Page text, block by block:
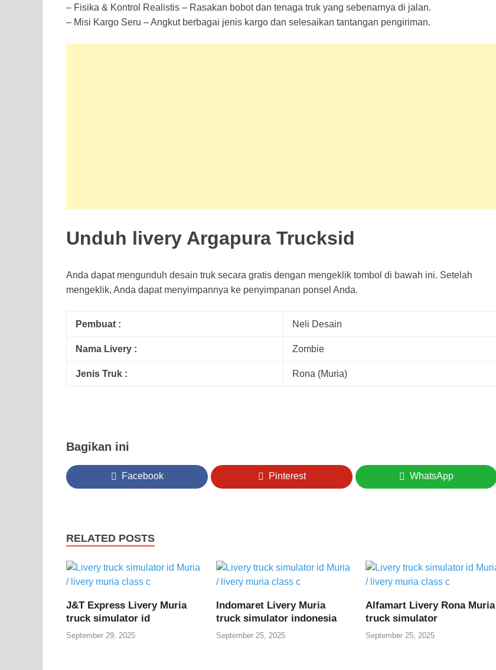
– Fisika & Kontrol Realistis – Rasakan bobot dan tenaga truk yang sebenarnya di jalan.
– Misi Kargo Seru – Angkut berbagai jenis kargo dan selesaikan tantangan pengiriman.
Unduh livery Argapura Trucksid
Anda dapat mengunduh desain truk secara gratis dengan mengeklik tombol di bawah ini. Setelah
mengeklik, Anda dapat menyimpannya ke penyimpanan ponsel Anda.
Pembuat : Neli Desain
Nama Livery : Zombie
Jenis Truk : Rona (Muria)
Bagikan ini
Facebook Pinterest WhatsApp
RELATED POSTS
J&T Express Livery Muria
truck simulator id
September 29, 2025
Indomaret Livery Muria
truck simulator indonesia
September 25, 2025
Alfamart Livery Rona Muria
truck simulator
September 25, 2025